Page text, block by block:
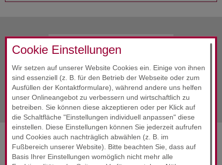
Cookie Einstellungen
Wir setzen auf unserer Website Cookies ein. Einige von ihnen
sind essenziell (z. B. für den Betrieb der Webseite oder zum
Ausfüllen der Kontaktformulare), während andere uns helfen
unser Onlineangebot zu verbessern und wirtschaftlich zu
betreiben. Sie können diese akzeptieren oder per Klick auf
die Schaltfläche "Einstellungen individuell anpassen" diese
einstellen. Diese Einstellungen können Sie jederzeit aufrufen
und Cookies auch nachträglich abwählen (z. B. im
Fußbereich unserer Website). Bitte beachten Sie, dass auf
Basis Ihrer Einstellungen womöglich nicht mehr alle
Alle InfosFebruar 2022
nächste InfoFebruar 2022
SERVICES & ENGAGEMENT